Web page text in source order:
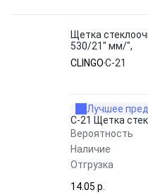
Щетка
530/21" мм/",
CLINGOC-21
Лучшее
C-21 Щетка
Вероятность
Наличие
Отгрузка
14.05 p.